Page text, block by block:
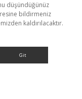
düşündüğünüz
bildirmeniz
kaldırılacaktır.